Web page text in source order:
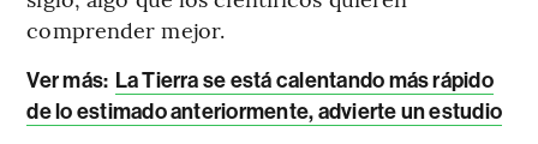
comprender mejor.
Ver más: La Tierra se está calentando más rápido
de lo estimado anteriormente, advierte un estudio